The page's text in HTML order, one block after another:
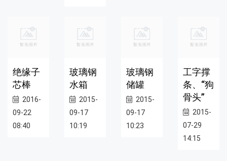
绝缘子
芯棒
2016-
09-22
08:40
玻璃钢
水箱
2015-
09-17
10:19
玻璃钢
储罐
2015-
09-17
10:23
工字撑
条、“狗
骨头”
2015-
07-29
14:15